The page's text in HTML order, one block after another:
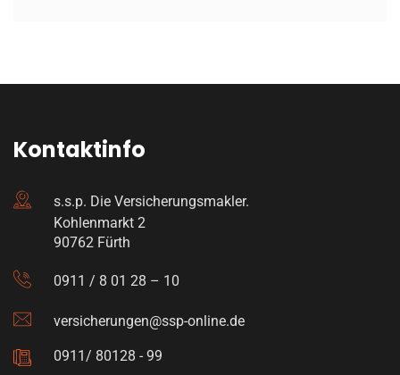
Kontaktinfo
s.s.p. Die Versicherungsmakler.
Kohlenmarkt 2
90762 Fürth
0911 / 8 01 28 – 10
versicherungen@ssp-online.de
0911/ 80128 - 99